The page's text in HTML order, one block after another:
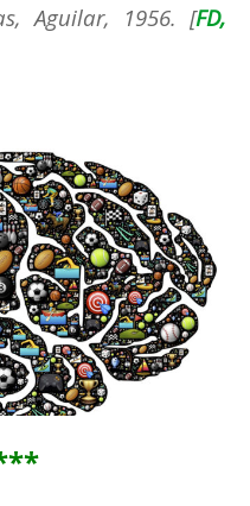
Aguilar, 1956. [FD,